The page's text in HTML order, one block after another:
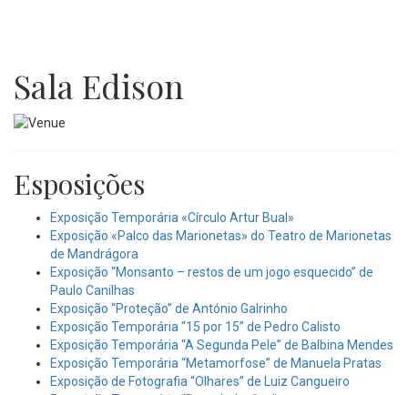
Sala Edison
Esposições
Exposição Temporária «Círculo Artur Bual»
Exposição «Palco das Marionetas» do Teatro de Marionetas
de Mandrágora
Exposição “Monsanto – restos de um jogo esquecido” de
Paulo Canilhas
Exposição “Proteção” de António Galrinho
Exposição Temporária “15 por 15” de Pedro Calisto
Exposição Temporária “A Segunda Pele” de Balbina Mendes
Exposição Temporária “Metamorfose” de Manuela Pratas
Exposição de Fotografia “Olhares” de Luiz Cangueiro